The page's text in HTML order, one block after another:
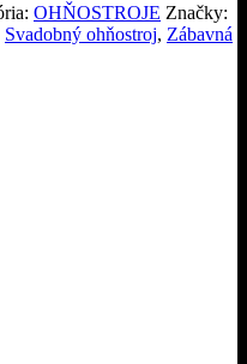
OHŇOSTROJE Značky:
Svadobný ohňostroj, Zábavná